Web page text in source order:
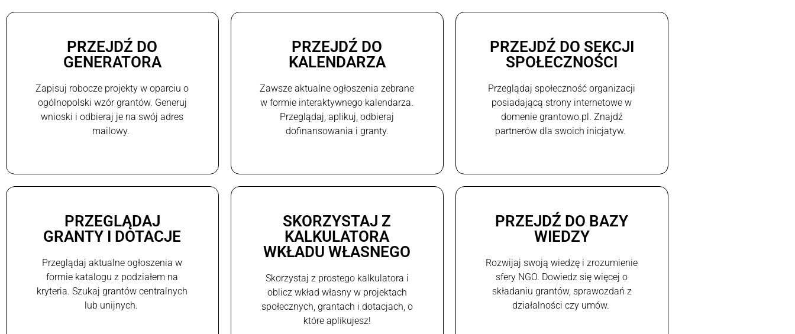
PRZEJDŹ DO
GENERATORA
Zapisuj robocze projekty w oparciu o
ogólnopolski wzór grantów. Generuj
wnioski i odbieraj je na swój adres
mailowy.
PRZEJDŹ DO
KALENDARZA
Zawsze aktualne ogłoszenia zebrane
w formie interaktywnego kalendarza.
Przeglądaj, aplikuj, odbieraj
dofinansowania i granty.
PRZEJDŹ DO SEKCJI
SPOŁECZNOŚCI
Przeglądaj społeczność organizacji
posiadającą strony internetowe w
domenie grantowo.pl. Znajdź
partnerów dla swoich inicjatyw.
PRZEGLĄDAJ
GRANTY I DOTACJE
Przeglądaj aktualne ogłoszenia w
formie katalogu z podziałem na
kryteria. Szukaj grantów centralnych
lub unijnych.
SKORZYSTAJ Z
KALKULATORA
WKŁADU WŁASNEGO
Skorzystaj z prostego kalkulatora i
oblicz wkład własny w projektach
społecznych, grantach i dotacjach, o
które aplikujesz!
PRZEJDŹ DO BAZY
WIEDZY
Rozwijaj swoją wiedzę i zrozumienie
sfery NGO. Dowiedz się więcej o
składaniu grantów, sprawozdań z
działalności czy umów.